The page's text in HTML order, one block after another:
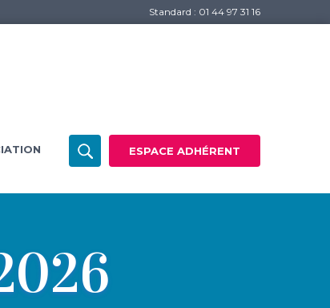
Standard : 01 44 97 31 16
ESPACE ADHÉRENT